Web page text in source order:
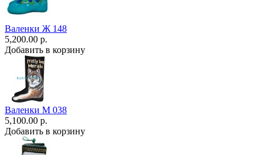
Валенки Ж 148
5,200.00 р.
Добавить в корзину
Валенки М 038
5,100.00 р.
Добавить в корзину